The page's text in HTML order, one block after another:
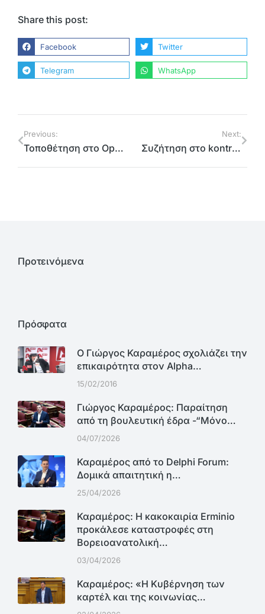
Share this post:
Facebook Twitter
Telegram WhatsApp
Previous:
Τοποθέτηση στο Open
Next:
Συζήτηση στο kontra24
Προτεινόμενα
Πρόσφατα
Ο Γιώργος Καραμέρος σχολιάζει την
επικαιρότητα στον Alpha…
15/02/2016
Γιώργος Καραμέρος: Παραίτηση
από τη βουλευτική έδρα -“Μόνο…
04/07/2026
Καραμέρος από το Delphi Forum:
Δομικά απαιτητική η…
25/04/2026
Καραμέρος: Η κακοκαιρία Erminio
προκάλεσε καταστροφές στη
Βορειοανατολική…
03/04/2026
Καραμέρος: «Η Κυβέρνηση των
καρτέλ και της κοινωνίας…